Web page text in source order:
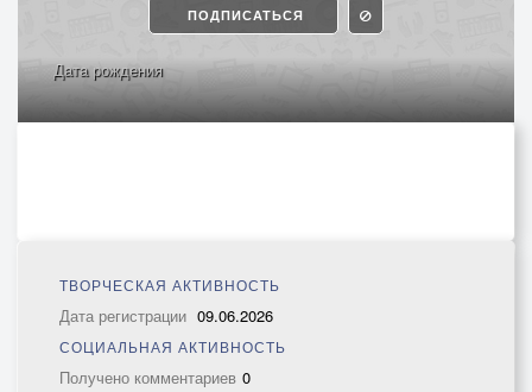
ПОДПИСАТЬСЯ
Дата рождения
ТВОРЧЕСКАЯ АКТИВНОСТЬ
Дата регистрации 09.06.2026
СОЦИАЛЬНАЯ АКТИВНОСТЬ
Получено комментариев 0